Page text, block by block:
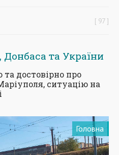
97
та України
достовірно про
ситуацію на
Головна